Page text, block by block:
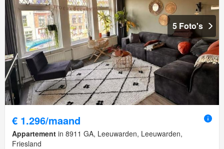
5 Foto's
€ 1.296/maand
Appartement in 8911 GA, Leeuwarden, Leeuwarden,
Friesland